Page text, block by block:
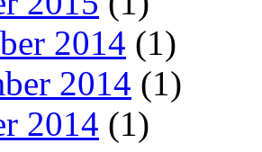
2014 (1)
2014 (1)
2014 (1)